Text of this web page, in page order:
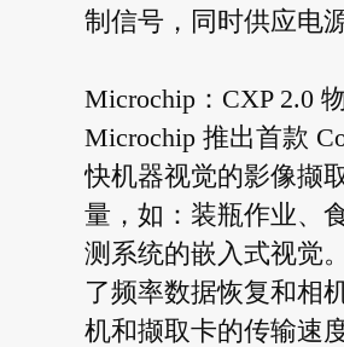
制信号，同时供应电源
Microchip：CXP 2.0
Microchip 推出首款
快机器视觉的影像撷
量，如：装瓶作业、
测系统的嵌入式视觉
了频率数据恢复和相
机和撷取卡的传输速